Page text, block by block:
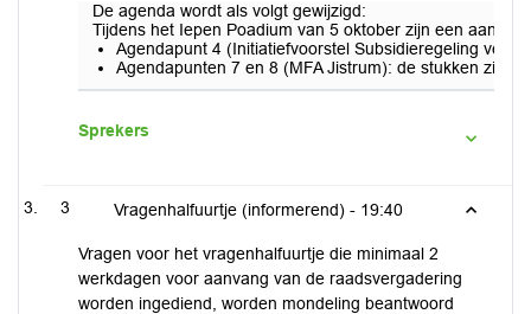
De agenda wordt als volgt gewijzigd:
Tijdens het Iepen Poadium van 5 oktober zijn een aantal
Agendapunt 4 (Initiatiefvoorstel Subsidieregeling
Agendapunten 7 en 8 (MFA Jistrum): de stukken zijn
Sprekers
3 Vragenhalfuurtje (informerend) - 19:40
Vragen voor het vragenhalfuurtje die minimaal 2
werkdagen voor aanvang van de raadsvergadering
worden ingediend, worden mondeling beantwoord